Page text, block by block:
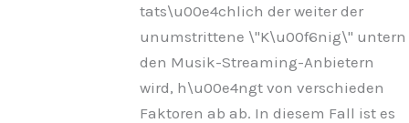
tats\u00e4chlich der weiter der
unumstrittene \"K\u00f6nig\" untern
den Musik-Streaming-Anbietern
wird, h\u00e4ngt von verschieden
Faktoren ab ab. In diesem Fall ist es